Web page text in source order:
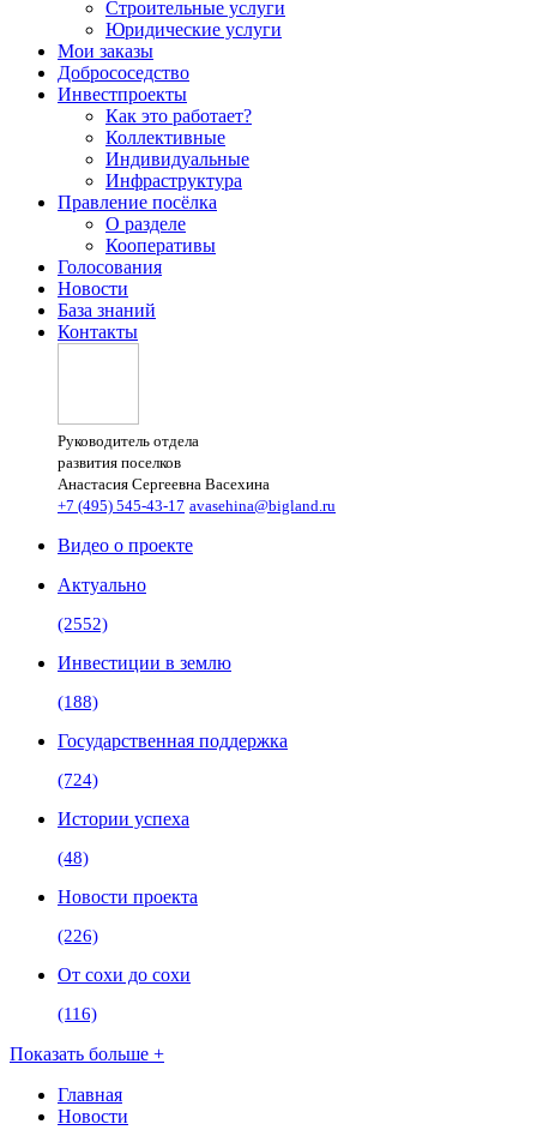
Строительные услуги
Юридические услуги
Мои заказы
Добрососедство
Инвестпроекты
Как это работает?
Коллективные
Индивидуальные
Инфраструктура
Правление посёлка
О разделе
Кооперативы
Голосования
Новости
База знаний
Контакты
Руководитель отдела
развития поселков
Анастасия Сергеевна Васехина
+7 (495) 545-43-17 avasehina@bigland.ru
Видео о проекте
Актуально
(2552)
Инвестиции в землю
(188)
Государственная поддержка
(724)
Истории успеха
(48)
Новости проекта
(226)
От сохи до сохи
(116)
Показать больше +
Главная
Новости